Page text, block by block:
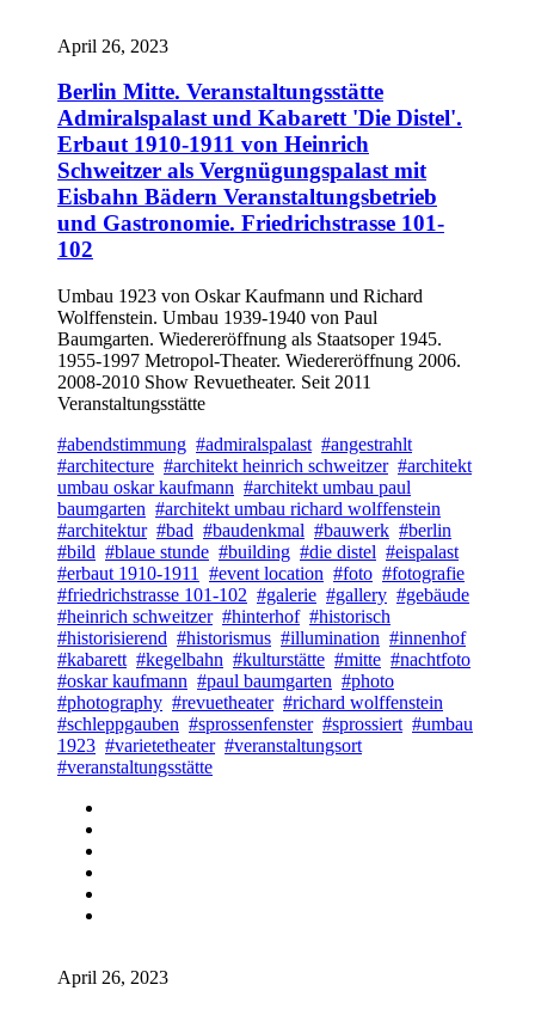
April 26, 2023
Berlin Mitte. Veranstaltungsstätte
Admiralspalast und Kabarett 'Die Distel'.
Erbaut 1910-1911 von Heinrich
Schweitzer als Vergnügungspalast mit
Eisbahn Bädern Veranstaltungsbetrieb
und Gastronomie. Friedrichstrasse 101-
102
Umbau 1923 von Oskar Kaufmann und Richard
Wolffenstein. Umbau 1939-1940 von Paul
Baumgarten. Wiedereröffnung als Staatsoper 1945.
1955-1997 Metropol-Theater. Wiedereröffnung 2006.
2008-2010 Show Revuetheater. Seit 2011
Veranstaltungsstätte
#abendstimmung #admiralspalast #angestrahlt
#architecture #architekt heinrich schweitzer #architekt
umbau oskar kaufmann #architekt umbau paul
baumgarten #architekt umbau richard wolffenstein
#architektur #bad #baudenkmal #bauwerk #berlin
#bild #blaue stunde #building #die distel #eispalast
#erbaut 1910-1911
#event location #foto #fotografie
#friedrichstrasse 101-102 #galerie #gallery #gebäude
#heinrich schweitzer #hinterhof #historisch
#historisierend #historismus #illumination #innenhof
#kabarett #kegelbahn #kulturstätte #mitte #nachtfoto
#oskar kaufmann #paul baumgarten #photo
#photography #revuetheater #richard wolffenstein
#schleppgauben #sprossenfenster #sprossiert #umbau
1923 #varietetheater #veranstaltungsort
#veranstaltungsstätte
April 26, 2023